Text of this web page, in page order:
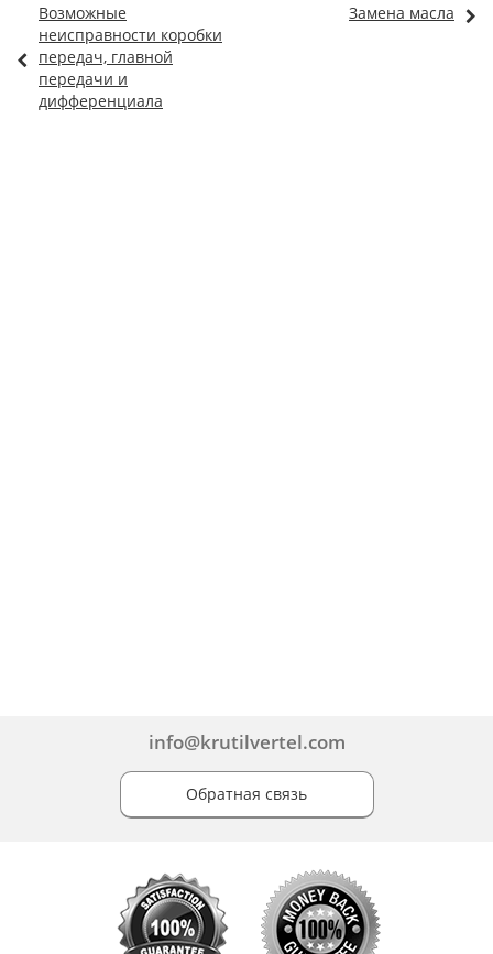
Возможные
неисправности коробки
передач, главной
передачи и
дифференциала
Замена масла
info@krutilvertel.com
Обратная связь